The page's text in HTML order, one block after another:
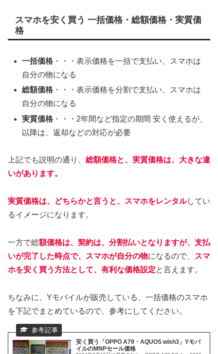
スマホを安く買う 一括価格・総額価格・実質価
格
一括価格 ・・・表示価格を一括で支払い、スマホは
自分の物になる
総額価格 ・・・表示価格を分割で支払い、スマホは
自分の物になる
実質価格 ・・・2年間など指定の期間 安く使えるが、
以降は、返却などの対応が必要
上記でも説明の通り、 総額価格と、実質価格は、大きな違
いがあります。
実質価格は、どちらかと言うと、スマホをレンタルしてい
るイメージになります。
一方で総額価格は、契約は、分割払いとなりますが、支払
いが完了した時点で、スマホが自分の物になるので、
スマ
ホを安く買う方法として、有利な価格設定と言えます。
ちなみに、Yモバイルが販売している、一括価格のスマホ
を下記でまとめているので、参考にしてください。
安く買う「OPPO A79・AQUOS wish3」Yモバ
イルのMNPセール価格